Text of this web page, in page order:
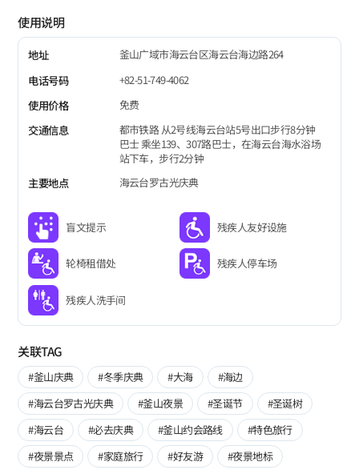
使用说明
地址
釜山广域市海云台区海云台海边路264
电话号码
+82-51-749-4062
使用价格
免费
交通信息
都市铁路 从2号线海云台站5号出口步行8分钟
巴士 乘坐139、307路巴士，在海云台海水浴场
站下车，步行2分钟
主要地点
海云台罗古光庆典
盲文提示 残疾人友好设施
轮椅租借处 残疾人停车场
残疾人洗手间
关联TAG
#釜山庆典 #冬季庆典 #大海
#海边
#海云台罗古光庆典
#釜山夜景 #圣诞节
#圣诞树
#海云台
#必去庆典 #釜山约会路线
#特色旅行
#夜景景点
#家庭旅行 #好友游 #夜景地标